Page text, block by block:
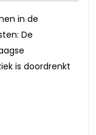
in de
De
is doordrenkt